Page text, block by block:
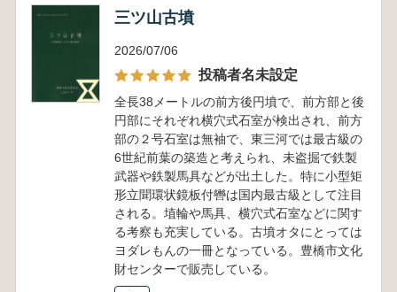
三ツ山古墳
2026/07/06
投稿者名未設定
全長38メートルの前方後円墳で、前方部と後
円部にそれぞれ横穴式石室が検出され、前方
部の２号石室は無袖で、東三河では最古級の
6世紀前葉の築造と考えられ、未盗掘で鉄製
武器や鉄製馬具などが出土した。特に小型矩
形立聞環状鏡板付轡は国内最古級として注目
される。埴輪や馬具、横穴式石室などに関す
る考察も充実している。古墳オタにとっては
ヨダレもんの一冊となっている。豊橋市文化
財センターで販売している。